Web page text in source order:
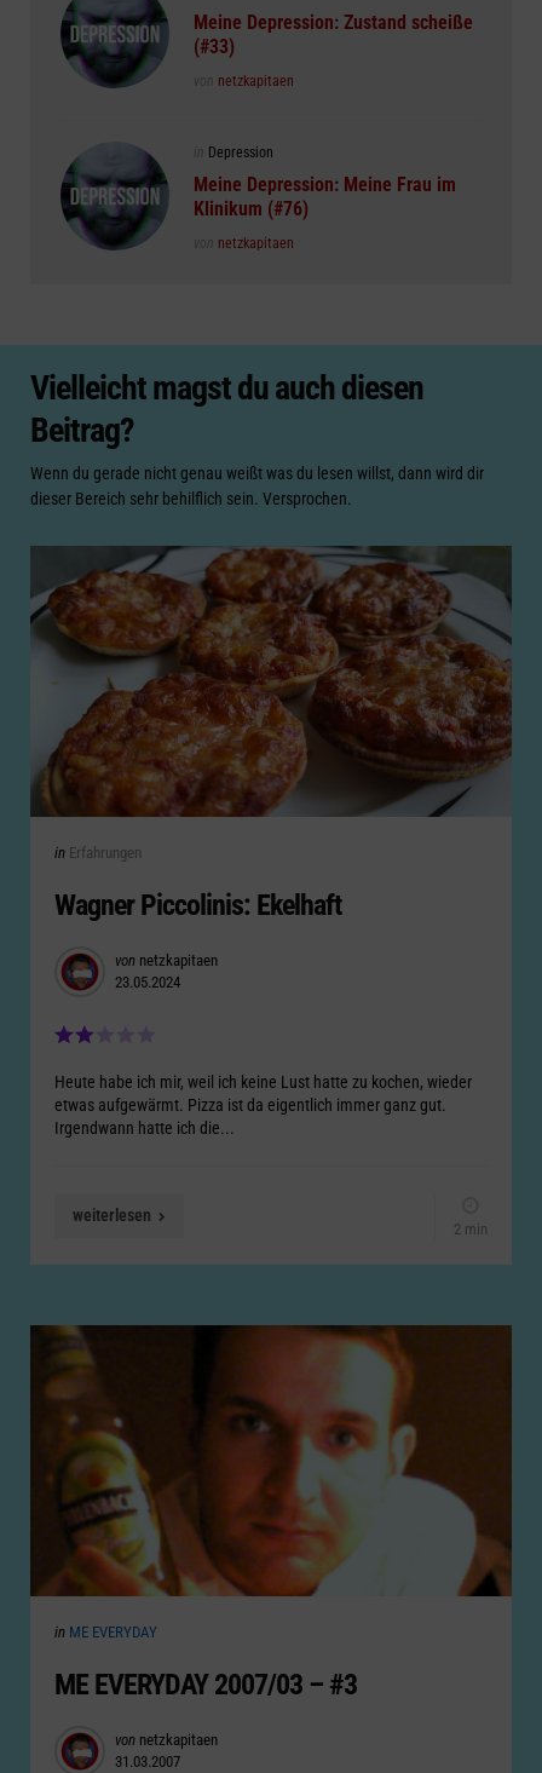
inMeine Depression: Zustand scheiße
(#33)
Posted
von netzkapitaen
Posted
in
in Depression
Meine Depression: Meine Frau im
Klinikum (#76)
Posted
von netzkapitaen
Vielleicht magst du auch diesen
Beitrag?
Wenn du gerade nicht genau weißt was du lesen willst, dann wird dir
dieser Bereich sehr behilflich sein. Versprochen.
Categories
Posted
in Erfahrungen
Wagner Piccolinis: Ekelhaft
Posted
by
von netzkapitaen
23.05.2024
Heute habe ich mir, weil ich keine Lust hatte zu kochen, wieder
etwas aufgewärmt. Pizza ist da eigentlich immer ganz gut.
Irgendwann hatte ich die...
weiterlesen
2 min
Categories
Posted
in ME EVERYDAY
ME EVERYDAY 2007/03 – #3
Posted
by
von netzkapitaen
31.03.2007